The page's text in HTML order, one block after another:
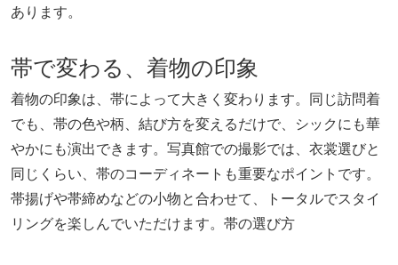
あります。
帯で変わる、着物の印象
着物の印象は、帯によって大きく変わります。同じ訪問着
でも、帯の色や柄、結び方を変えるだけで、シックにも華
やかにも演出できます。写真館での撮影では、衣裳選びと
同じくらい、帯のコーディネートも重要なポイントです。
帯揚げや帯締めなどの小物と合わせて、トータルでスタイ
リングを楽しんでいただけます。帯の選び方